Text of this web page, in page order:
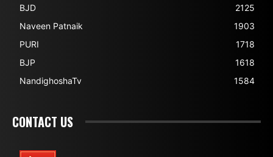
BJD
2125
Naveen Patnaik
1903
PURI
1718
BJP
1618
NandighoshaTv
1584
CONTACT US